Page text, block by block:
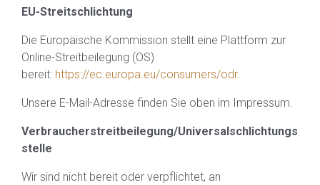
EU-Streitschlichtung
Die Europäische Kommission stellt eine Plattform zur
Online-Streitbeilegung (OS)
bereit: https://ec.europa.eu/consumers/odr.
Unsere E-Mail-Adresse finden Sie oben im Impressum.
Verbraucherstreitbeilegung/Universalschlichtungs
stelle
Wir sind nicht bereit oder verpflichtet, an